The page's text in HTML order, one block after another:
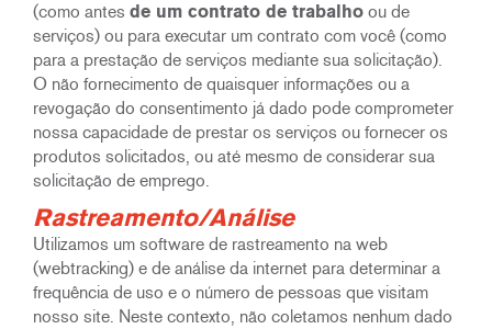
(como antes de um contrato de trabalho ou de
serviços) ou para executar um contrato com você (como
para a prestação de serviços mediante sua solicitação).
O não fornecimento de quaisquer informações ou a
revogação do consentimento já dado pode comprometer
nossa capacidade de prestar os serviços ou fornecer os
produtos solicitados, ou até mesmo de considerar sua
solicitação de emprego.
Rastreamento/Análise
Utilizamos um software de rastreamento na web
(webtracking) e de análise da internet para determinar a
frequência de uso e o número de pessoas que visitam
nosso site. Neste contexto, não coletamos nenhum dado